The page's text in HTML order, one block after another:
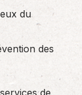
du
des
de